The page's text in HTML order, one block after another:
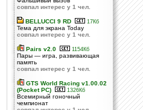
совпал интерес у 1 чел.
BELLUCCI 9 RD 17Кб
Тема для экрана Today
совпал интерес у 1 чел.
Pairs v2.0 1154Кб
Пары — игра, развивающая
память
совпал интерес у 1 чел.
GTS World Racing v1.00.02
(Pocket PC)
1326Кб
Всемирный гоночный
чемпионат